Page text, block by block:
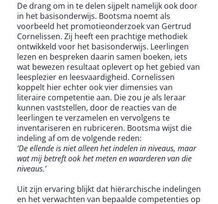
De drang om in te delen sijpelt namelijk ook door
in het basisonderwijs. Bootsma noemt als
voorbeeld het promotieonderzoek van Gertrud
Cornelissen. Zij heeft een prachtige methodiek
ontwikkeld voor het basisonderwijs. Leerlingen
lezen en bespreken daarin samen boeken, iets
wat bewezen resultaat oplevert op het gebied van
leesplezier en leesvaardigheid. Cornelissen
koppelt hier echter ook vier dimensies van
literaire competentie aan. Die zou je als leraar
kunnen vaststellen, door de reacties van de
leerlingen te verzamelen en vervolgens te
inventariseren en rubriceren. Bootsma wijst die
indeling af om de volgende reden:
‘De ellende is niet alleen het indelen in niveaus, maar
wat mij betreft ook het meten en waarderen van die
niveaus.’
Uit zijn ervaring blijkt dat hiërarchische indelingen
en het verwachten van bepaalde competenties op